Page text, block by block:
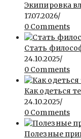
Экипировка
17.07.2026/
0 Comments
Стать
24.10.2025/
0 Comments
Как одеться
24.10.2025/
0 Comments
Полезные